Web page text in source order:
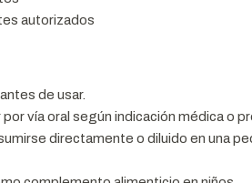
autorizados
de usar.
vía oral según indicación médica o
directamente o diluido en una